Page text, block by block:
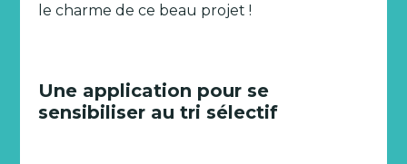
le charme de ce beau projet !
Une application pour se
sensibiliser au tri sélectif